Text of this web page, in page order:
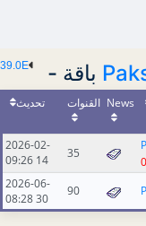
39.0E
News القنوات تحديث
35
2026-02-
14 09:26
90
2026-06-
30 08:28